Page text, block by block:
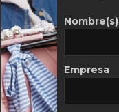
Nombre(s)
Empresa